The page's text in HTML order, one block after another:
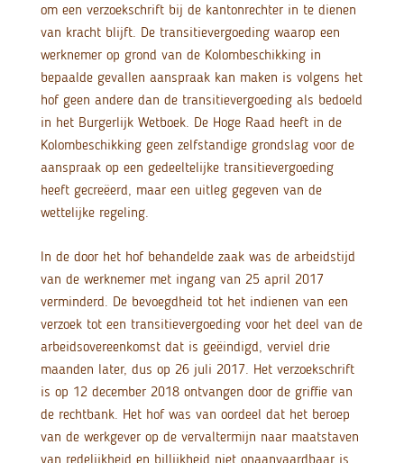
om een verzoekschrift bij de kantonrechter in te dienen
van kracht blijft. De transitievergoeding waarop een
werknemer op grond van de Kolombeschikking in
bepaalde gevallen aanspraak kan maken is volgens het
hof geen andere dan de transitievergoeding als bedoeld
in het Burgerlijk Wetboek. De Hoge Raad heeft in de
Kolombeschikking geen zelfstandige grondslag voor de
aanspraak op een gedeeltelijke transitievergoeding
heeft gecreëerd, maar een uitleg gegeven van de
wettelijke regeling.
In de door het hof behandelde zaak was de arbeidstijd
van de werknemer met ingang van 25 april 2017
verminderd. De bevoegdheid tot het indienen van een
verzoek tot een transitievergoeding voor het deel van de
arbeidsovereenkomst dat is geëindigd, verviel drie
maanden later, dus op 26 juli 2017. Het verzoekschrift
is op 12 december 2018 ontvangen door de griffie van
de rechtbank. Het hof was van oordeel dat het beroep
van de werkgever op de vervaltermijn naar maatstaven
van redelijkheid en billijkheid niet onaanvaardbaar is.